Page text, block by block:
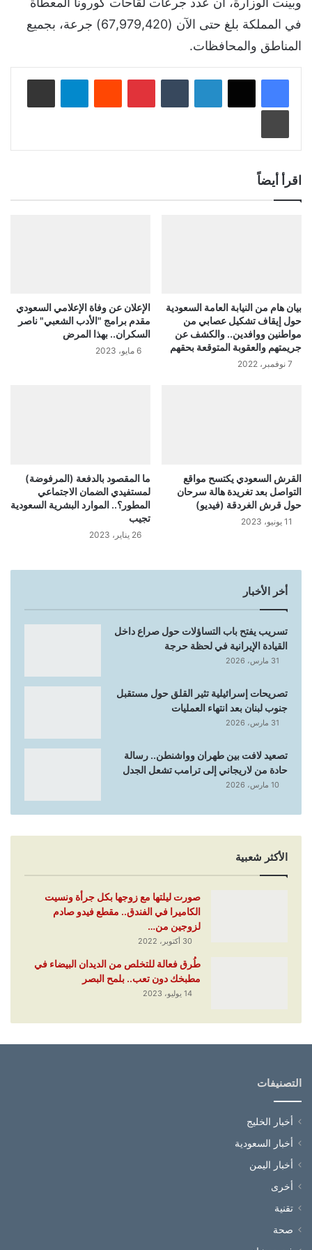
في المملكة بلغ حتى الآن (67,979,420) جرعة، بجميع
المناطق والمحافظات.
لينكدإن بينتيريست
اقرأ أيضاً
بيان هام من النيابة العامة السعودية
حول إيقاف تشكيل عصابي من
مواطنين ووافدين.. والكشف عن
جريمتهم والعقوبة المتوقعة بحقهم
7 نوفمبر، 2022
الإعلان عن وفاة الإعلامي السعودي
مقدم برامج "الأدب الشعبي" ناصر
السكران.. بهذا المرض
6 مايو، 2023
القرش السعودي يكتسح مواقع
التواصل بعد تغريدة هالة سرحان
حول قرش الغردقة (فيديو)
11 يونيو، 2023
ما المقصود بالدفعة (المرفوضة)
لمستفيدي الضمان الاجتماعي
المطور؟.. الموارد البشرية السعودية
تجيب
26 يناير، 2023
أخر الأخبار
تسريب يفتح باب التساؤلات حول صراع داخل
القيادة الإيرانية في لحظة حرجة
31 مارس، 2026
تصريحات إسرائيلية تثير القلق حول مستقبل
جنوب لبنان بعد انتهاء العمليات
31 مارس، 2026
تصعيد لافت بين طهران وواشنطن.. رسالة
حادة من لاريجاني إلى ترامب تشعل الجدل
10 مارس، 2026
الأكثر شعبية
صورت ليلتها مع زوجها بكل جرأة ونسيت
الكاميرا في الفندق.. مقطع فيدو صادم
لزوجين من…
30 أكتوبر، 2022
طُرق فعالة للتخلص من الديدان البيضاء في
مطبخك دون تعب.. بلمح البصر
14 يوليو، 2023
التصنيفات
أخبار الخليج
أخبار السعودية
أخبار اليمن
أخرى
تقنية
صحة